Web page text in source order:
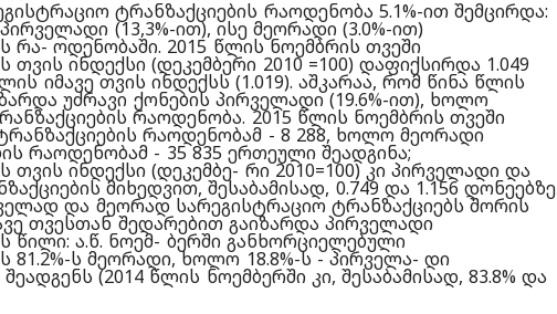
ტრანზაქციების რაოდენობა 5.1%-ით შემცირდა:
(13,3%-ით), ისე მეორადი (3.0%-ით)
რა- ოდენობაში. 2015 წლის ნოემბრის თვეში
თვის ინდექსი (დეკემბერი 2010 =100) დაფიქსირდა 1.049
იმავე თვის ინდექსს (1.019). აშკარაა, რომ წინა წლის
უძრავი ქონების პირველადი (19.6%-ით), ხოლო
რაოდენობა. 2015 წლის ნოემბრის თვეში
რაოდენობამ - 8 288, ხოლო მეორადი
რაოდენობამ - 35 835 ერთეული შეადგინა;
თვის ინდექსი (დეკემბე- რი 2010=100) კი პირველადი და
მიხედვით, შესაბამისად, 0.749 და 1.156 დონეებზე
და მეორად სარეგისტრაციო ტრანზაქციებს შორის
თვესთან შედარებით გაიზარდა პირველადი
წილი: ა.წ. ნოემ- ბერში განხორციელებული
81.2%-ს მეორადი, ხოლო 18.8%-ს - პირველა- დი
(2014 წლის ნოემბერში კი, შესაბამისად, 83.8% და